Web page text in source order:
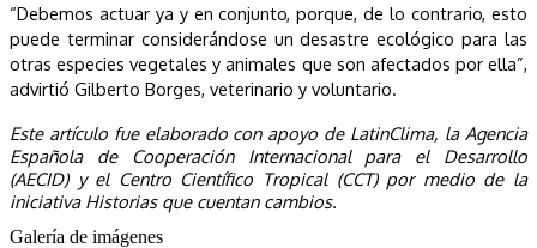
“Debemos actuar ya y en conjunto, porque, de lo contrario, esto
puede terminar considerándose un desastre ecológico para las
otras especies vegetales y animales que son afectados por ella”,
advirtió Gilberto Borges, veterinario y voluntario.
Este artículo fue elaborado con apoyo de LatinClima, la Agencia
Española de Cooperación Internacional para el Desarrollo
(AECID) y el Centro Científico Tropical (CCT) por medio de la
iniciativa Historias que cuentan cambios.
Galería de imágenes